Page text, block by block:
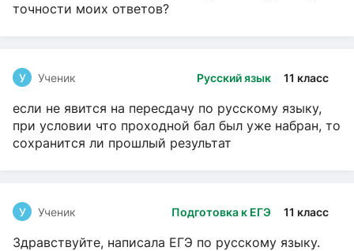
точности моих ответов?
Русский язык 11 класс
У Ученик
если не явится на пересдачу по русскому языку,
при условии что проходной бал был уже набран, то
сохранится ли прошлый результат
Подготовка к ЕГЭ 11 класс
У Ученик
Здравствуйте, написала ЕГЭ по русскому языку.